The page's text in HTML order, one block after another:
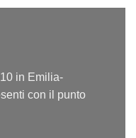
in Emilia-
con il punto